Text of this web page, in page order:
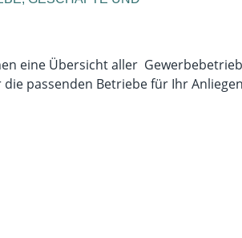
eine Übersicht aller
die passenden Betriebe für Ihr